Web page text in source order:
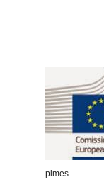
pimes